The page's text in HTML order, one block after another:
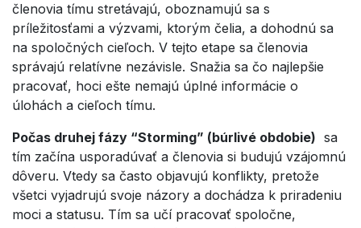
členovia tímu stretávajú, oboznamujú sa s
príležitosťami a výzvami, ktorým čelia, a dohodnú sa
na spoločných cieľoch. V tejto etape sa členovia
správajú relatívne nezávisle. Snažia sa čo najlepšie
pracovať, hoci ešte nemajú úplné informácie o
úlohách a cieľoch tímu.
Počas druhej fázy “Storming” (búrlivé obdobie) sa
tím začína usporadúvať a členovia si budujú vzájomnú
dôveru. Vtedy sa často objavujú konflikty, pretože
všetci vyjadrujú svoje názory a dochádza k priradeniu
moci a statusu. Tím sa učí pracovať spoločne,